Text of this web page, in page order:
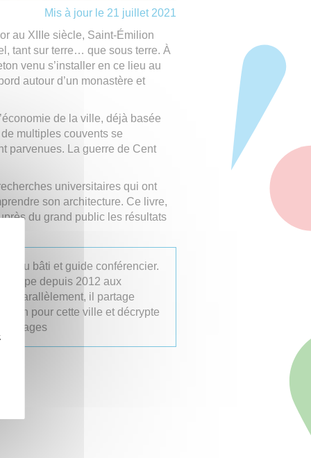
Mis à jour le 21 juillet 2021
au XIIIe siècle, Saint-Émilion
tant sur terre… que sous terre. À
venu s’installer en ce lieu au
autour d’un monastère et
de la ville, déjà basée
multiples couvents se
parvenues. La guerre de Cent
universitaires qui ont
son architecture. Ce livre,
du grand public les résultats
du bâti et guide conférencier.
depuis 2012 aux
Parallèlement, il partage
pour cette ville et décrypte